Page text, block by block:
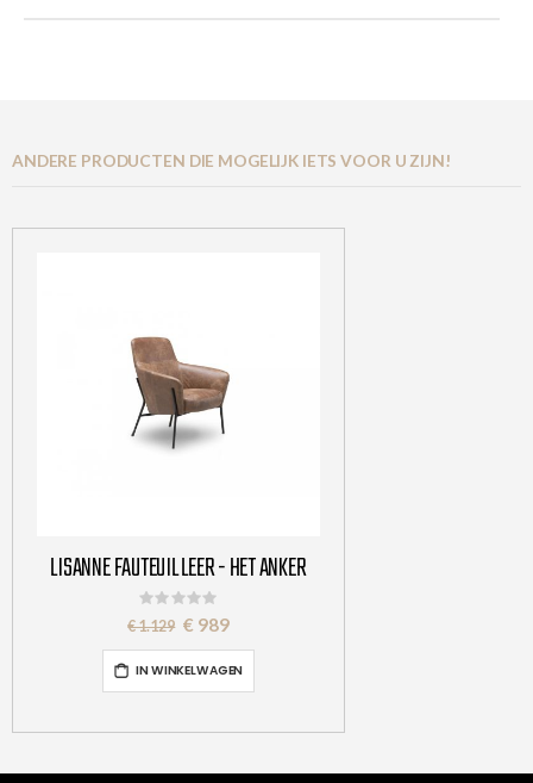
ANDERE PRODUCTEN DIE MOGELIJK IETS VOOR U ZIJN!
LISANNE FAUTEUIL LEER - HET ANKER
Rating:
0%
€ 1.129 Special
Price
€ 989
IN WINKELWAGEN